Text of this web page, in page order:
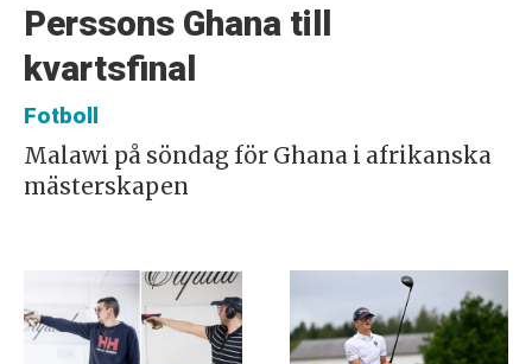
Perssons Ghana till
kvartsfinal
Fotboll
Malawi på söndag för Ghana i afrikanska
mästerskapen